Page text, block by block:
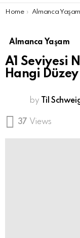
You are here:
Home Almanca Yaşam
Almanca Yaşam
A1 Seviyesi
Hangi
by Til
37 Views